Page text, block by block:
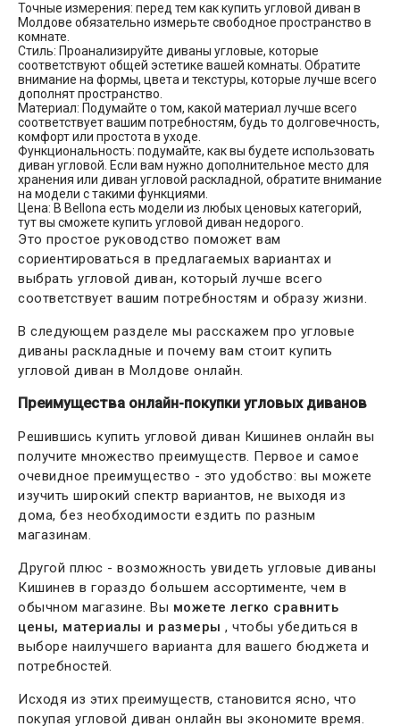
Точные измерения: перед тем как купить угловой диван в
Молдове обязательно измерьте свободное пространство в
комнате.
Стиль: Проанализируйте диваны угловые, которые
соответствуют общей эстетике вашей комнаты. Обратите
внимание на формы, цвета и текстуры, которые лучше всего
дополнят пространство.
Материал: Подумайте о том, какой материал лучше всего
соответствует вашим потребностям, будь то долговечность,
комфорт или простота в уходе.
Функциональность: подумайте, как вы будете использовать
диван угловой. Если вам нужно дополнительное место для
хранения или диван угловой раскладной, обратите внимание
на модели с такими функциями.
Цена: В Bellona есть модели из любых ценовых категорий,
тут вы сможете купить угловой диван недорого.
Это простое руководство поможет вам
сориентироваться в предлагаемых вариантах и
выбрать угловой диван, который лучше всего
соответствует вашим потребностям и образу жизни.
В следующем разделе мы расскажем про угловые
диваны раскладные и почему вам стоит купить
угловой диван в Молдове онлайн.
Преимущества онлайн-покупки угловых диванов
Решившись купить угловой диван Кишинев онлайн вы
получите множество преимуществ. Первое и самое
очевидное преимущество - это удобство: вы можете
изучить широкий спектр вариантов, не выходя из
дома, без необходимости ездить по разным
магазинам.
Другой плюс - возможность увидеть угловые диваны
Кишинев в гораздо большем ассортименте, чем в
обычном магазине. Вы можете легко сравнить
цены, материалы и размеры , чтобы убедиться в
выборе наилучшего варианта для вашего бюджета и
потребностей.
Исходя из этих преимуществ, становится ясно, что
покупая угловой диван онлайн вы экономите время.